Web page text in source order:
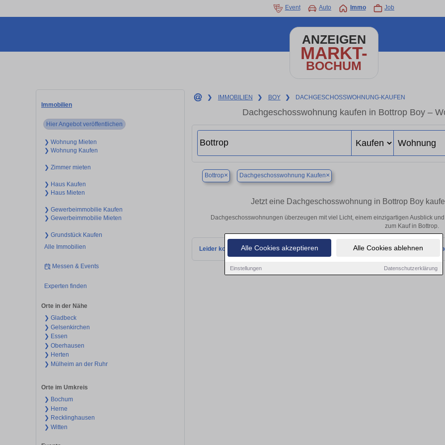
Alle Cookies akzeptieren Alle Cookies ablehnen
Einstellungen Datenschutzerklärung
Event Auto Immo Job
ANZEIGEN
MARKT-
BOCHUM
Immobilien
Hier Angebot veröffentlichen
❯ Wohnung Mieten
❯ Wohnung Kaufen
❯ Zimmer mieten
❯ Haus Kaufen
❯ Haus Mieten
❯ Gewerbeimmobilie Kaufen
❯ Gewerbeimmobilie Mieten
❯ Grundstück Kaufen
Alle Immobilien
Messen & Events
Experten finden
Orte in der Nähe
❯ Gladbeck
❯ Gelsenkirchen
❯ Essen
❯ Oberhausen
❯ Herten
❯ Mülheim an der Ruhr
Orte im Umkreis
❯ Bochum
❯ Herne
❯ Recklinghausen
❯ Witten
❯ IMMOBILIEN ❯ BOY ❯ DACHGESCHOSSWOHNUNG-KAUFEN
Dachgeschosswohnung kaufen in Bottrop Boy –
Bottrop× Dachgeschosswohnung Kaufen×
Jetzt eine Dachgeschosswohnung in Bottrop Boy
Dachgeschosswohnungen überzeugen mit viel Licht, einem einzigartigen Ausblick
zum Kauf in Bottrop.
Leider konnten wir derzeit keine passenden Objekte finden. Schauen Sie bald wieder